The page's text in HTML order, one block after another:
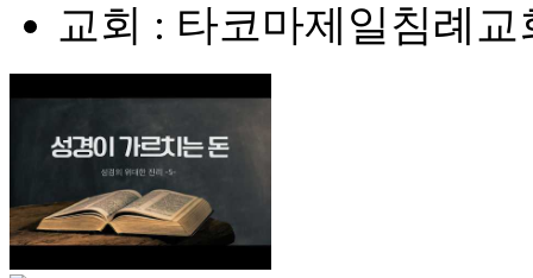
교회 : 타코마제일침례교